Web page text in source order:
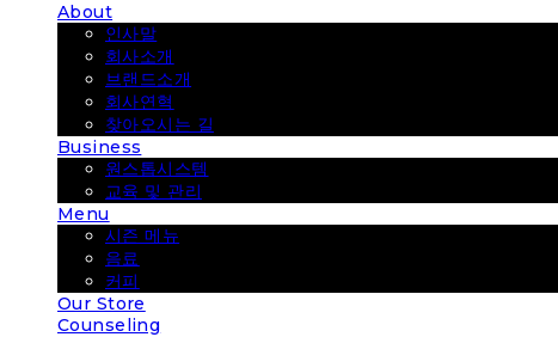
About
인사말
회사소개
브랜드소개
회사연혁
찾아오시는 길
Business
원스톱시스템
교육 및 관리
Menu
시즌 메뉴
음료
커피
Our Store
Counseling